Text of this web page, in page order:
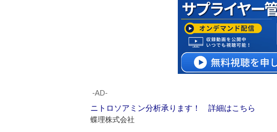
‐AD‐
ニトロソアミン分析承ります！ 詳細はこちら
蝶理株式会社